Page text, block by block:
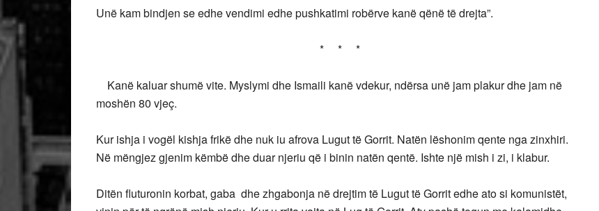
Unë kam bindjen se edhe vendimi edhe pushkatimi robërve kanë qënë të drejta”.
* * *
Kanë kaluar shumë vite. Myslymi dhe Ismaili kanë vdekur, ndërsa unë jam plakur dhe jam në
moshën 80 vjeç.
Kur ishja i vogël kishja frikë dhe nuk iu afrova Lugut të Gorrit. Natën lëshonim qente nga zinxhiri.
Në mëngjez gjenim këmbë dhe duar njeriu që i binin natën qentë. Ishte një mish i zi, i klabur.
Ditën fluturonin korbat, gaba dhe zhgabonja në drejtim të Lugut të Gorrit edhe ato si komunistët,